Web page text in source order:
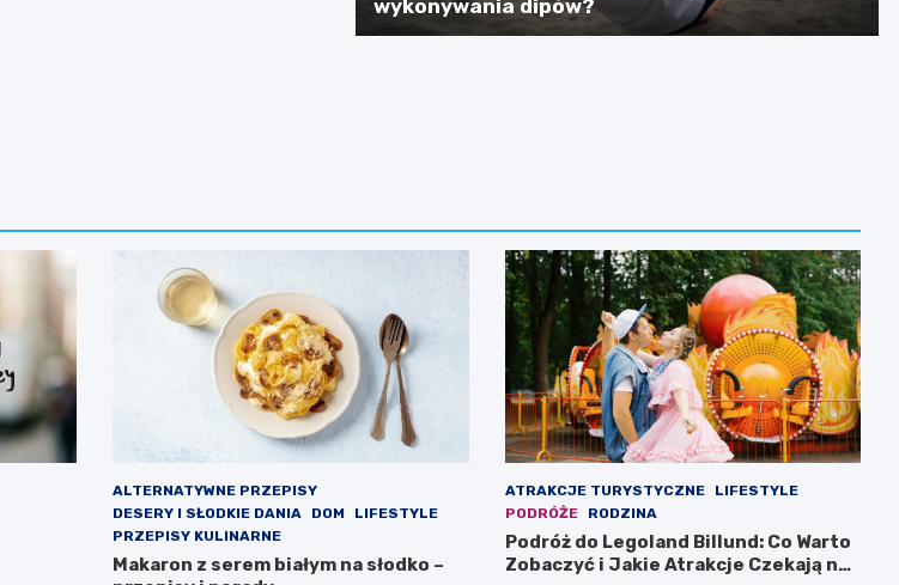
wykonywania dipów?
ALTERNATYWNE PRZEPISY
DESERY I SŁODKIE DANIA
DOM
LIFESTYLE
PRZEPISY KULINARNE
Makaron z serem białym na słodko –
ATRAKCJE TURYSTYCZNE
LIFESTYLE
PODRÓŻE
RODZINA
Podróż do Legoland Billund: Co Warto
Zobaczyć i Jakie Atrakcje Czekają na